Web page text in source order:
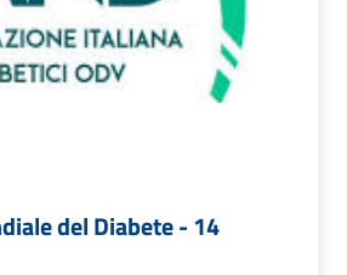
del Diabete - 14